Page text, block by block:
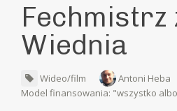
Fechmistrz
Wiednia
Wideo/film Antoni Heba
Model finansowania: "wszystko